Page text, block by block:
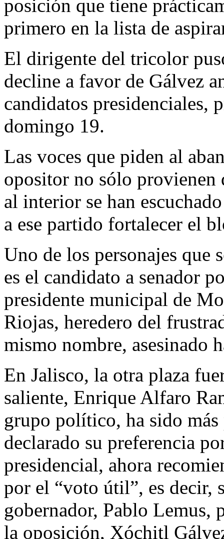
posición que tiene
primero en la lista de
El dirigente del tricolor
decline a favor de Gálvez
candidatos presidenciales,
domingo 19.
Las voces que piden al
opositor no sólo provienen
al interior se han
a ese partido fortalecer el
Uno de los personajes que
es el candidato a senador
presidente municipal de
Riojas, heredero del
mismo nombre, asesinado
En Jalisco, la otra plaza
saliente, Enrique Alfaro
grupo político, ha sido
declarado su preferencia
presidencial, ahora
por el “voto útil”, es decir,
gobernador, Pablo Lemus,
la oposición, Xóchitl